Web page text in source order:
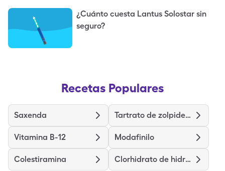
¿Cuánto cuesta Lantus Solostar sin
seguro?
Recetas Populares
Saxenda Tartrato de zolpidem
Vitamina B-12 Modafinilo
Colestiramina Clorhidrato de hidroxizina